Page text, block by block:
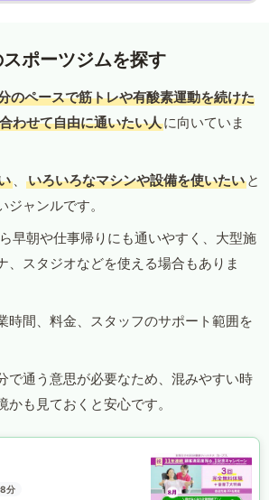
ポーツジムを探す
のペースで筋トレや有酸素運動を続けた
わせて自由に通いたい人に向いていま
、 いろいろなマシンや設備を使いたい と
ャンルです。
早朝や仕事帰りにも通いやすく、大型施
、スタジオなどを使える場合もありま
時間、料金、スタッフのサポート範囲を
で通う意思が必要なため、混みやすい時
も見ておくと安心です。
分